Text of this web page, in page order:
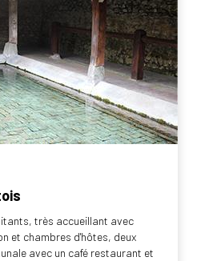
très accueillant avec
et chambres d'hôtes, deux
avec un café restaurant et